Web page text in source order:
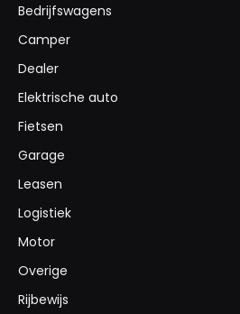
Bedrijfswagens
Camper
Dealer
Elektrische auto
Fietsen
Garage
Leasen
Logistiek
Motor
Overige
Rijbewijs